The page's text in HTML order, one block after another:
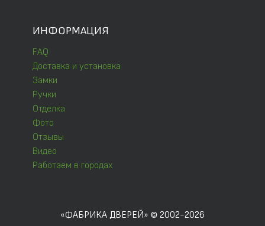
ИНФОРМАЦИЯ
FAQ
Доставка и установка
Замки
Ручки
Отделка
Фото
Отзывы
Видео
Работаем в городах
«ФАБРИКА ДВЕРЕЙ» © 2002-2026